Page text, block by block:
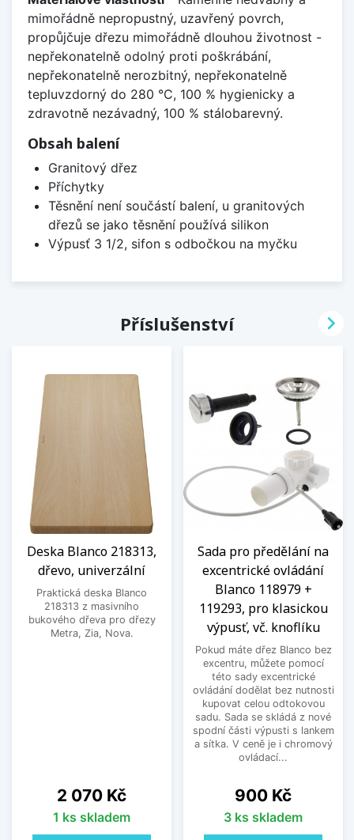
mimořádně nepropustný, uzavřený povrch,
propůjčuje dřezu mimořádně dlouhou životnost -
nepřekonatelně odolný proti poškrábání,
nepřekonatelně nerozbitný, nepřekonatelně
tepluvzdorný do 280 °C, 100 % hygienicky a
zdravotně nezávadný, 100 % stálobarevný.
Obsah balení
Granitový dřez
Příchytky
Těsnění není součástí balení, u granitových
dřezů se jako těsnění používá silikon
Výpusť 3 1/2, sifon s odbočkou na myčku
Příslušenství
Deska Blanco 218313,
dřevo, univerzální
Praktická deska Blanco
218313 z masivního
bukového dřeva pro dřezy
Metra, Zia, Nova.
Cena
2 070 Kč
1 ks skladem
Sada pro předělání na
excentrické ovládání
Blanco 118979 +
119293, pro klasickou
výpusť, vč. knoflíku
Pokud máte dřez Blanco bez
excentru, můžete pomocí
této sady excentrické
ovládání dodělat bez nutnosti
kupovat celou odtokovou
sadu. Sada se skládá z nové
spodní části výpusti s lankem
a sítka. V ceně je i chromový
ovládací...
Cena
900 Kč
3 ks skladem
